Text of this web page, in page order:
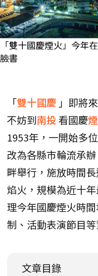
「雙十國慶煙火」今年
臉書
「雙十國慶 」即將
不妨到南投看國慶
1953年，一開始多
改為各縣市輪流承
畔舉行，施放時間
焰火，規模為近十
理今年國慶煙火時
制、活動表演節目
文章目錄